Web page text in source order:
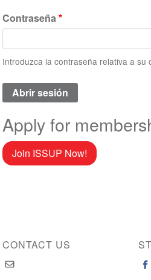
Contraseña
Introduzca la contraseña relativa a su
Apply for
Join ISSUP Now!
CONTACT US